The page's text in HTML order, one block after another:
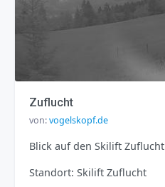
Zuflucht
von:vogelskopf.de
Blick auf den Skilift Zuflucht
Standort: Skilift Zuflucht